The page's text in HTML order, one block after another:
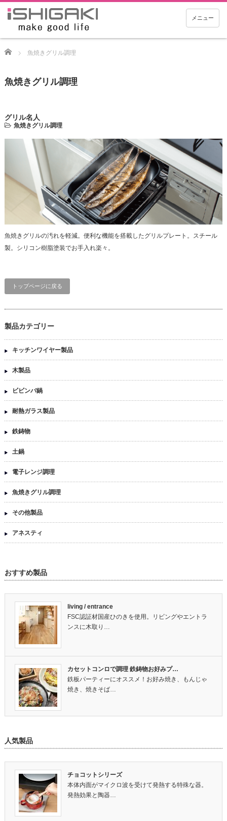
メニュー
Home 魚焼きグリル調理
魚焼きグリル調理
グリル名人
魚焼きグリル調理
魚焼きグリルの汚れを軽減。便利な機能を搭載したグリルプレート。スチール
製。シリコン樹脂塗装でお手入れ楽々。
トップページに戻る
製品カテゴリー
キッチンワイヤー製品
木製品
ビビンバ鍋
耐熱ガラス製品
鉄鋳物
土鍋
電子レンジ調理
魚焼きグリル調理
その他製品
アネスティ
おすすめ製品
living / entrance
FSC認証材国産ひのきを使用。リビングやエントラ
ンスに木取り…
カセットコンロで調理 鉄鋳物お好みプ…
鉄板パーティーにオススメ！お好み焼き、もんじゃ
焼き、焼きそば…
人気製品
チョコットシリーズ
本体内面がマイクロ波を受けて発熱する特殊な器。
発熱効果と陶器…